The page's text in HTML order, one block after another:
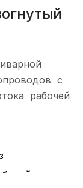
с
рабочей
среды